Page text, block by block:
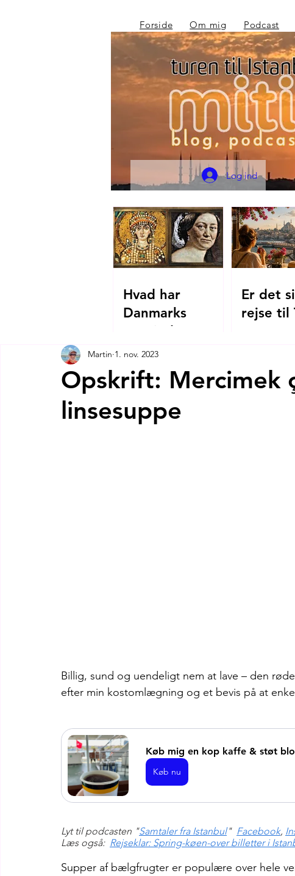
Forside Om mig Podcast
Log ind
Hvad har
Danmarks
Grevinde Danner
og Hagia
Sophias
kejserinde
Theodora
tilfælles?
Er det
rejse til
Opskrift: Mercimek
linsesuppe
Martin 1. nov. 2023
Billig, sund og uendeligt nem at lave – den
efter min kostomlægning og et bevis på at
Køb mig en kop kaffe & støt
Køb nu
Lyt til podcasten "Samtaler fra Istanbul" Facebook,
Læs også: Rejseklar: Spring-køen-over billetter i
Supper af bælgfrugter er populære over hele